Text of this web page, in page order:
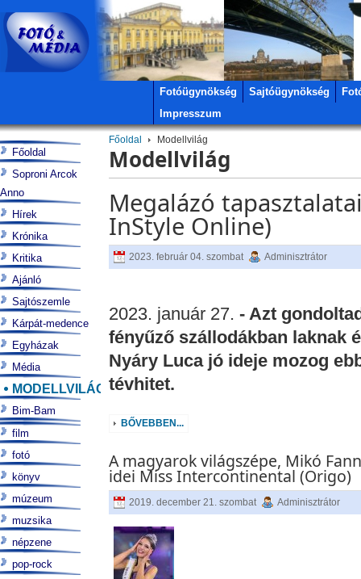
Fotóügynökség Sajtóügynökség
Impresszum
Főoldal Modellvilág
Modellvilág
Megalázó
InStyle Online)
2023. február 04. szombat Adminisztrátor
2023. január 27. - Azt
fényűző szállodákban laknak
Nyáry Luca jó ideje mozog
tévhitet.
BŐVEBBEN...
A magyarok világszépe, Mikó
idei Miss Intercontinental (Origo)
2019. december 21. szombat Adminisztrátor
Főoldal
Soproni Arcok
Anno
Hírek
Krónika
Kritika
Ajánló
Sajtószemle
Kárpát-medence
Egyházak
Média
MODELLVILÁG
Bim-Bam
film
fotó
könyv
múzeum
muzsika
népzene
pop-rock